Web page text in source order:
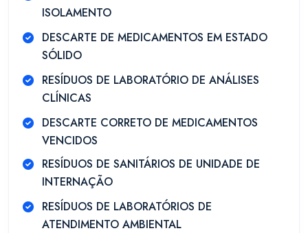
ISOLAMENTO
DESCARTE DE MEDICAMENTOS EM ESTADO
SÓLIDO
RESÍDUOS DE LABORATÓRIO DE ANÁLISES
CLÍNICAS
DESCARTE CORRETO DE MEDICAMENTOS
VENCIDOS
RESÍDUOS DE SANITÁRIOS DE UNIDADE DE
INTERNAÇÃO
RESÍDUOS DE LABORATÓRIOS DE
ATENDIMENTO AMBIENTAL